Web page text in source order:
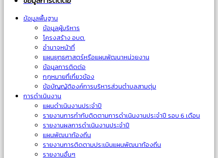
ข้อมูลพื้นฐาน
ข้อมูลผู้บริหาร
โครงสร้าง อบต.
อำนาจหน้าที่
แผนยุทธศาสตร์หรือแผนพัฒนาหน่วยงาน
ข้อมูลการติดต่อ
กฎหมายที่เกี่ยวข้อง
ข้อบัญญัติองค์การบริหารส่วนตำบลสามตุ่ม
การดำเนินงาน
แผนดำเนินงานประจำปี
รายงานการกำกับติดตามการดำเนินงานประจำปี รอบ 6 เดือน
รายงานผลการดำเนินงานประจำปี
แผนพัฒนาท้องถิ่น
รายงานการติดตามประเมินแผนพัฒนาท้องถิ่น
รายงานอื่นๆ